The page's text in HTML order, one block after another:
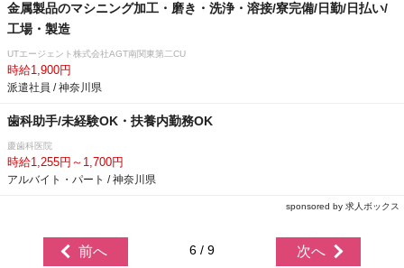
金属製品のマシニング加工・磨き・洗浄・溶接/寮完備/日勤/日払い/
工場・製造
UTエージェント株式会社AGT南関東第二CU
時給1,900円
派遣社員 / 神奈川県
歯科助手/未経験OK・扶養内勤務OK
慶歯科医院
時給1,255円～1,700円
アルバイト・パート / 神奈川県
sponsored by 求人ボックス
前へ 6 / 9 次へ